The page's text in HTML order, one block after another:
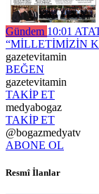
Gündem 10:01
“MİLLETİMİZİN
gazetevitamin
BEĞEN
gazetevitamin
TAKİP ET
medyabogaz
TAKİP ET
@bogazmedyatv
ABONE OL
Resmî İlanlar